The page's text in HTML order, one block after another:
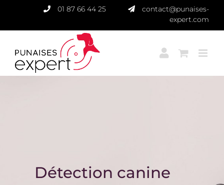
contenu
01 87 66 44 25
contact@punaises-
expert.com
Détection canine